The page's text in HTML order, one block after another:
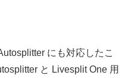
にも対応したこ
と Livesplit One 用